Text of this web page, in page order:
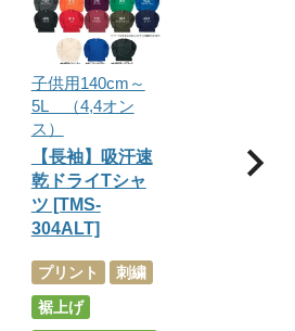
子供用140cm～
5L （4,4オン
ス）
【長袖】吸汗速
乾ドライTシャ
ツ [TMS-
304ALT]
プリント
刺繍
裾上げ